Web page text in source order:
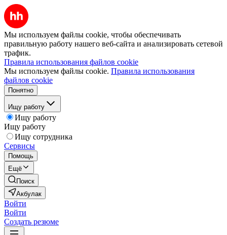
Мы используем файлы cookie, чтобы обеспечивать
правильную работу нашего веб-сайта и анализировать сетевой
трафик.
Правила использования файлов cookie
Мы используем файлы cookie. Правила использования
файлов cookie
Понятно
Ищу работу
Ищу работу
Ищу работу
Ищу сотрудника
Сервисы
Помощь
Ещё
Поиск
Акбулак
Войти
Войти
Создать резюме